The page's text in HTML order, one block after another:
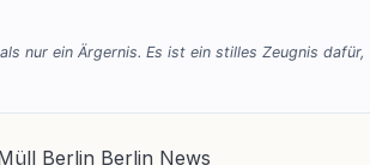
nur ein Ärgernis. Es ist ein stilles Zeugnis